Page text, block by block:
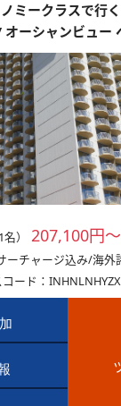
ミークラスで行
ーシャンビュー
） 207,100円
ーチャージ込み/海外
コード：
加